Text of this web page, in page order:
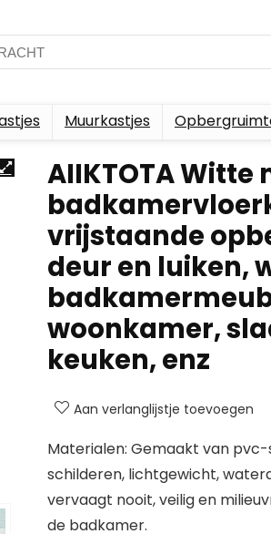
Muurkastjes
AIIKTOTA Witte
vrijstaande
deur en luiken,
woonkamer,
keuken, enz
Aan verlanglijstje toevoegen
Materialen: Gemaakt van
schilderen, lichtgewicht,
vervaagt nooit, veilig en
de badkamer.